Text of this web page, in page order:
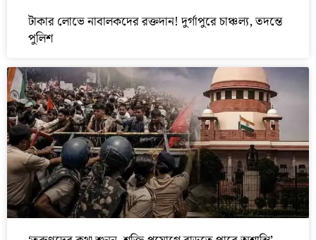
টাকার লোভে নাবালকদের রক্তদান! দুর্গাপুরে চাঞ্চল্য, তদন্তে
পুলিশ